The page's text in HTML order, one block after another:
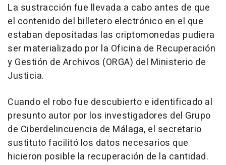
La sustracción fue llevada a cabo antes de que
el contenido del billetero electrónico en el que
estaban depositadas las criptomonedas pudiera
ser materializado por la Oficina de Recuperación
y Gestión de Archivos (ORGA) del Ministerio de
Justicia.
Cuando el robo fue descubierto e identificado al
presunto autor por los investigadores del Grupo
de Ciberdelincuencia de Málaga, el secretario
sustituto facilitó los datos necesarios que
hicieron posible la recuperación de la cantidad.